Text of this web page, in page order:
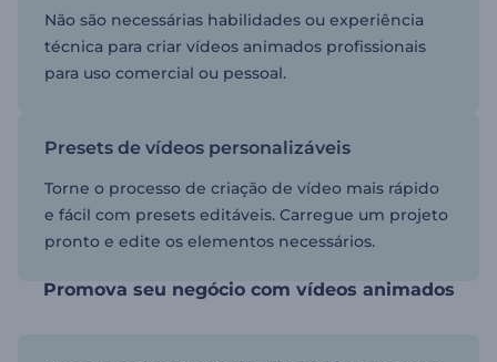
Não são necessárias habilidades ou experiência
técnica para criar vídeos animados profissionais
para uso comercial ou pessoal.
Presets de vídeos personalizáveis
Torne o processo de criação de vídeo mais rápido
e fácil com presets editáveis. Carregue um projeto
pronto e edite os elementos necessários.
Promova seu negócio com vídeos animados